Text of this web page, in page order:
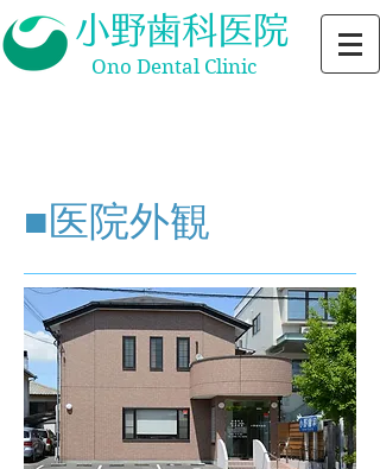
小野歯科医院
Ono Dental Clinic
■医院外観